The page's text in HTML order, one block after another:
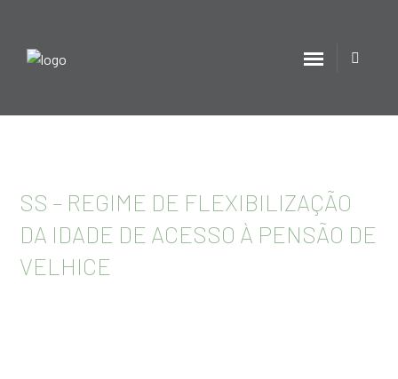
SS – REGIME DE FLEXIBILIZAÇÃO
DA IDADE DE ACESSO À PENSÃO DE
VELHICE